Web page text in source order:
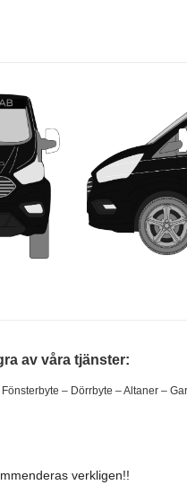
av våra tjänster:
– Dörrbyte – Altaner –
verkligen!!